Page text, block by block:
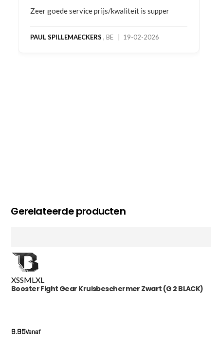
Bestelling gedaan vanwege goede prijzen en
bestelling al ontvangen met gifts, waardoor je
Gerelateerde producten
XSSMLXL
Booster Fight Gear Kruisbeschermer Zwart (G 2 BLACK)
Vanaf
9.95